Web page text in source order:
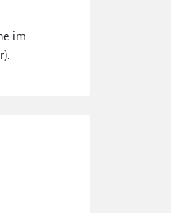
im